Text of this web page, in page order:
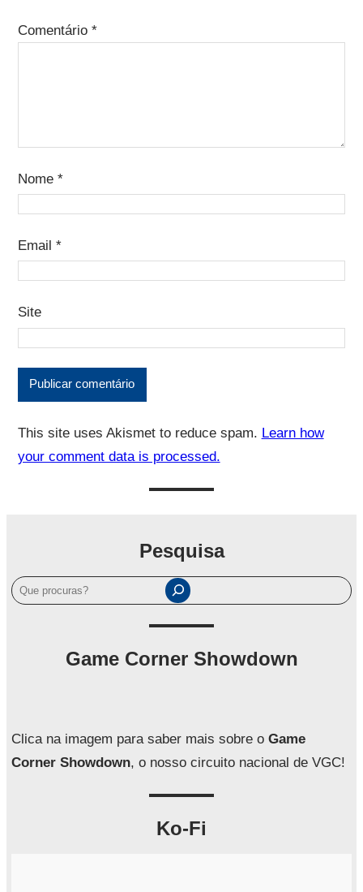
Comentário *
Nome *
Email *
Site
This site uses Akismet to reduce spam. Learn how
your comment data is processed.
Pesquisa
P
e
a
r
Game Corner Showdown
Clica na imagem para saber mais sobre o Game
Corner Showdown, o nosso circuito nacional de VGC!
Ko-Fi